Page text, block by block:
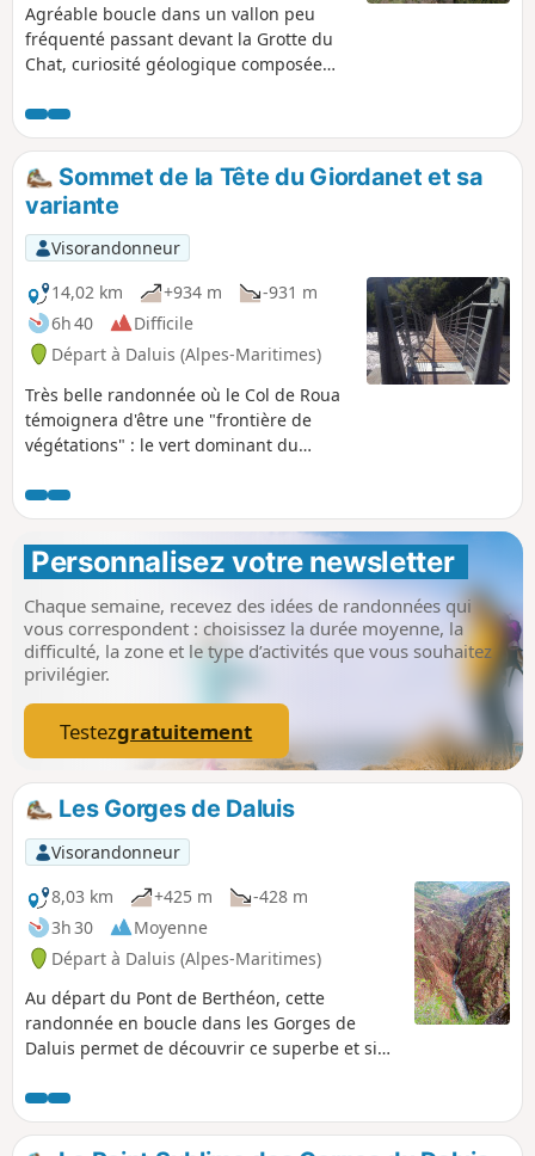
Agréable boucle dans un vallon peu
fréquenté passant devant la Grotte du
Chat, curiosité géologique composée
l'accès est limité et non libre. La boucle
nous emmène également sur la
campagne du Bez, vaste pré idéal pour
un repos au soleil avant de redescendre
par l'autre versant du vallon dans lequel
se situe la grotte.
Sommet de la Tête du Giordanet et sa
variante
Visorandonneur
14,02 km
+934 m
-931 m
6h 40
Difficile
Départ à Daluis (Alpes-Maritimes)
Très belle randonnée où le Col de Roua
témoignera d'être une "frontière de
végétations" : le vert dominant du
avec les couleurs rougeâtres offrant
ainsi un spectacle de couleurs.
Personnalisez votre newsletter
Chaque semaine, recevez des idées de randonnées qui
vous correspondent : choisissez la durée moyenne, la
difficulté, la zone et le type d’activités que vous souhaitez
privilégier.
Testezgratuitement
Les Gorges de Daluis
Visorandonneur
8,03 km
+425 m
-428 m
3h 30
Moyenne
Départ à Daluis (Alpes-Maritimes)
Au départ du Pont de Berthéon, cette
randonnée en boucle dans les Gorges de
Daluis permet de découvrir ce superbe et si
Var. Après une ascension tranquille dans la
pélite rouge, vous atteindrez le point sublime
pour un sensationnel point de vue au-dessus